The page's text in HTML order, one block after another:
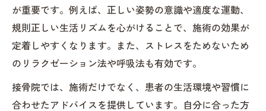
が重要です。例えば、正しい姿勢の意識や適度な運動、
規則正しい生活リズムを心がけることで、施術の効果が
定着しやすくなります。また、ストレスをためないため
のリラクゼーション法や呼吸法も有効です。
接骨院では、施術だけでなく、患者の生活環境や習慣に
合わせたアドバイスを提供しています。自分に合った方